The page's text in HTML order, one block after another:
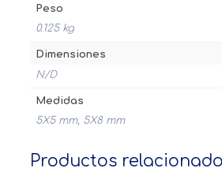
Peso
0.125 kg
Dimensiones
N/D
Medidas
5X5 mm, 5X8 mm
Productos